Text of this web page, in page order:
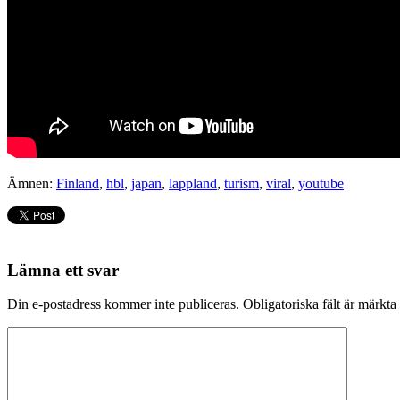
Ämnen: Finland, hbl, japan, lappland, turism, viral, youtube
Lämna ett svar
Din e-postadress kommer inte publiceras. Obligatoriska fält är märkta